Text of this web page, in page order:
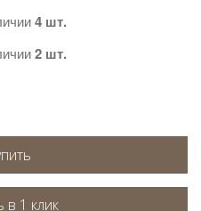
4 шт.
2 шт.